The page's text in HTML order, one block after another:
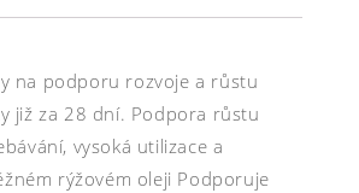
na podporu rozvoje a růstu
již za 28 dní. Podpora růstu
vysoká utilizace a
rýžovém oleji Podporuje